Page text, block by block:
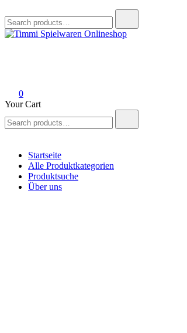
for:
0
Your Cart
for:
Startseite
Alle Produktkategorien
Produktsuche
Über uns